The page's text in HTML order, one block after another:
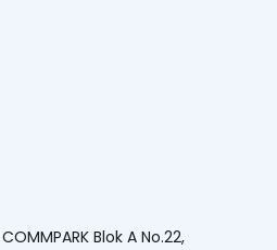
Blok A No.22,